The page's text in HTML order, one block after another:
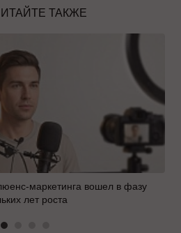
ТАКЖЕ
маркетинга вошел в фазу
лет роста